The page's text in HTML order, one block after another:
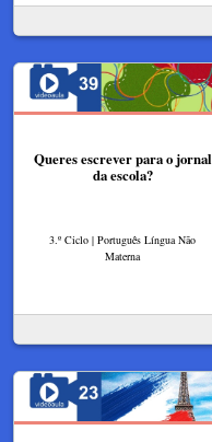
Queres escrever para o jornal
da escola?
3.º Ciclo | Português Língua Não
Materna